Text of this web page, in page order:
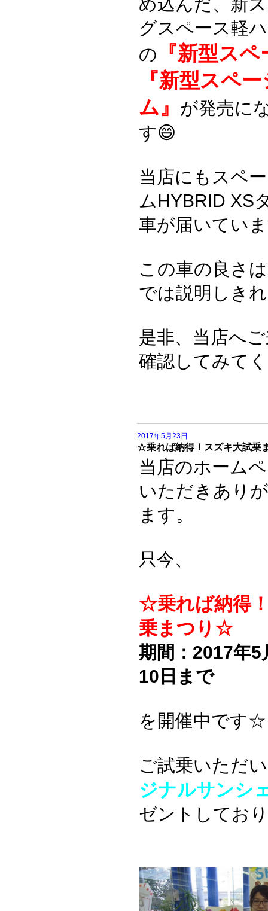
グスペース軽
の
『新型ス
『新型スペ
ム』 が発売に
す😄
当店にもスペ
ムHYBRID XS
車が届いてい
この車の良さ
では説明しき
是非、当店へ
確認してみて
2017年5月23日
☆乗れば納得！スズキ大試乗
当店のホーム
いただきあり
ます。
只今、
☆乗れば納得
乗まつり☆
期間：2017年5
10日まで
を開催中です☆
ご試乗いただ
ジナルサンシ
ゼントしてお